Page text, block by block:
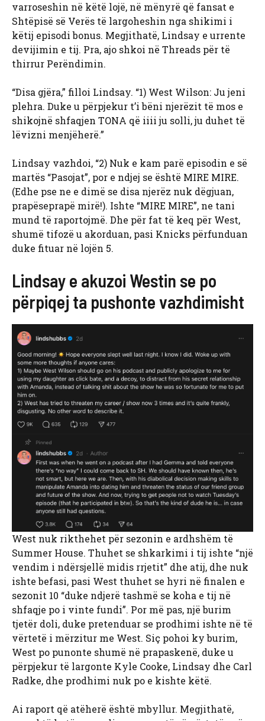
varroseshin në këtë lojë, në mënyrë që fansat e
Shtëpisë së Verës të largoheshin nga shikimi i
këtij episodi bonus. Megjithatë, Lindsay e urrente
devijimin e tij. Pra, ajo shkoi në Threads për të
thirrur Perëndimin.
“Disa gjëra,” filloi Lindsay. “1) West Wilson: Ju jeni
plehra. Duke u përpjekur t’i bëni njerëzit të mos e
shikojnë shfaqjen TONA që iiii ju solli, ju duhet të
lëvizni menjëherë.”
Lindsay vazhdoi, “2) Nuk e kam parë episodin e së
martës “Pasojat”, por e ndjej se është MIRE MIRE.
(Edhe pse ne e dimë se disa njerëz nuk dëgjuan,
prapëseprapë mirë!). Ishte “MIRE MIRE”, ne tani
mund të raportojmë. Dhe për fat të keq për West,
shumë tifozë u akorduan, pasi Knicks përfunduan
duke fituar në lojën 5.
Lindsay e akuzoi Westin se po
përpiqej ta pushonte vazhdimisht
West nuk rikthehet për sezonin e ardhshëm të
Summer House. Thuhet se shkarkimi i tij ishte “një
vendim i ndërsjellë midis rrjetit” dhe atij, dhe nuk
ishte befasi, pasi West thuhet se hyri në finalen e
sezonit 10 “duke ndjerë tashmë se koha e tij në
shfaqje po i vinte fundi”. Por më pas, një burim
tjetër doli, duke pretenduar se prodhimi ishte në të
vërtetë i mërzitur me West. Siç pohoi ky burim,
West po punonte shumë në prapaskenë, duke u
përpjekur të largonte Kyle Cooke, Lindsay dhe Carl
Radke, dhe prodhimi nuk po e kishte këtë.
Ai raport që atëherë është mbyllur. Megjithatë,